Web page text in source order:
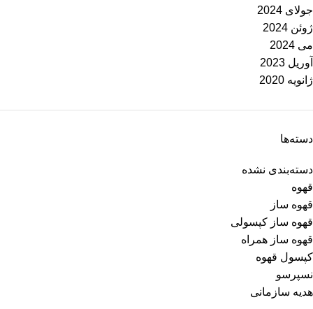
جولای 2024
ژوئن 2024
می 2024
آوریل 2023
ژانویه 2020
دسته‌ها
دسته‌بندی نشده
قهوه
قهوه ساز
قهوه ساز کپسولی
قهوه ساز همراه
کپسول قهوه
نسپرسو
هدیه سازمانی